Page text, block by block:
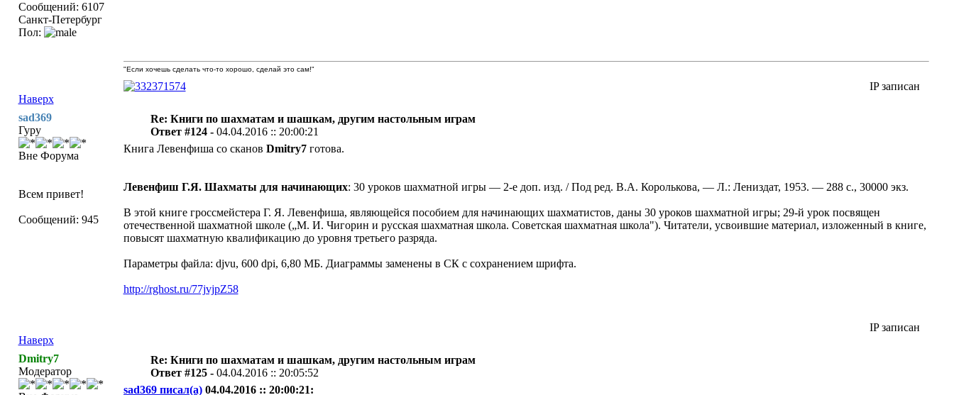
Сообщений: 6107
Санкт-Петербург
Пол:
Наверх
"Если хочешь сделать что-то хорошо, сделай это сам!"
IP записан
sad369
Гуру
Вне Форума
Всем привет!
Сообщений: 945
Re: Книги по шахматам и шашкам, другим настольным играм
Ответ #124 - 04.04.2016 :: 20:00:21
Книга Левенфиша со сканов Dmitry7готова.
Левенфиш Г.Я. Шахматы для начинающих: 30 уроков шахматной игры — 2-е доп. изд. / Под ред. В.А. Королькова, — Л.: Лениздат, 1953. — 288 с., 30000 экз.
В этой книге гроссмейстера Г. Я. Левенфиша, являющейся пособием для начинающих шахматистов, даны 30 уроков шахматной игры; 29-й урок посвящен
отечественной шахматной школе („М. И. Чигорин и русская шахматная школа. Советская шахматная школа"). Читатели, усвоившие материал, изложенный в книге,
повысят шахматную квалификацию до уровня третьего разряда.
Параметры файла: djvu, 600 dpi, 6,80 МБ. Диаграммы заменены в СК с сохранением шрифта.
http://rghost.ru/77jvjpZ58
Наверх
IP записан
Dmitry7
Модератор
Re: Книги по шахматам и шашкам, другим настольным играм
Ответ #125 - 04.04.2016 :: 20:05:52
sad369 писал(а)04.04.2016 :: 20:00:21: